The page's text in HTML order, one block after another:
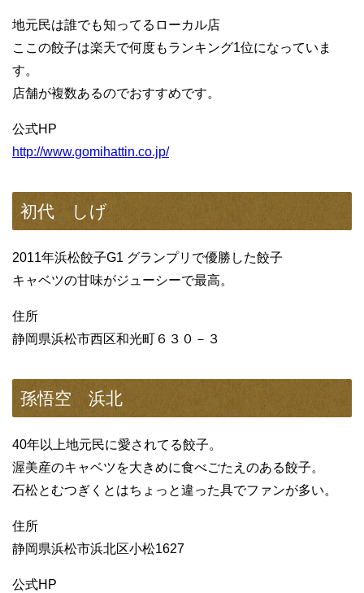
地元民は誰でも知ってるローカル店
ここの餃子は楽天で何度もランキング1位になっていま
す。
店舗が複数あるのでおすすめです。
公式HP
http://www.gomihattin.co.jp/
初代 しげ
2011年浜松餃子G1 グランプリで優勝した餃子
キャベツの甘味がジューシーで最高。
住所
静岡県浜松市西区和光町６３０－３
孫悟空 浜北
40年以上地元民に愛されてる餃子。
渥美産のキャベツを大きめに食べごたえのある餃子。
石松とむつぎくとはちょっと違った具でファンが多い。
住所
静岡県浜松市浜北区小松1627
公式HP